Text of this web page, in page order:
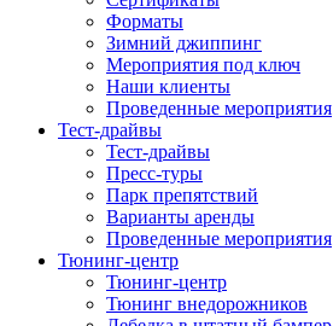
Форматы
Зимний джиппинг
Мероприятия под ключ
Наши клиенты
Проведенные мероприятия
Тест-драйвы
Тест-драйвы
Пресс-туры
Парк препятствий
Варианты аренды
Проведенные мероприятия
Тюнинг-центр
Тюнинг-центр
Тюнинг внедорожников